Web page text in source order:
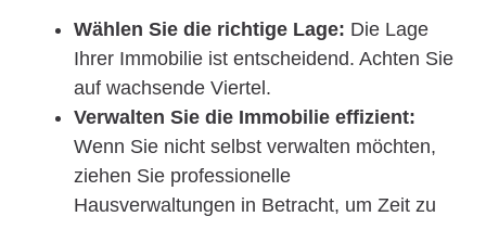
Wählen Sie die richtige Lage: Die Lage
Ihrer Immobilie ist entscheidend. Achten Sie
auf wachsende Viertel.
Verwalten Sie die Immobilie effizient:
Wenn Sie nicht selbst verwalten möchten,
ziehen Sie professionelle
Hausverwaltungen in Betracht, um Zeit zu